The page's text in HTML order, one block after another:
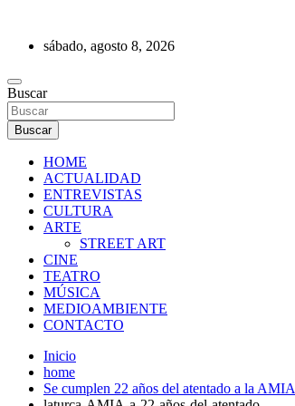
contenidosábado, agosto 8, 2026
REVISTA DE PRENSA
Buscar
Buscar
HOME
ACTUALIDAD
ENTREVISTAS
CULTURA
ARTE
STREET ART
CINE
TEATRO
MÚSICA
MEDIOAMBIENTE
CONTACTO
Inicio
home
Se cumplen 22 años del atentado a la AMIA